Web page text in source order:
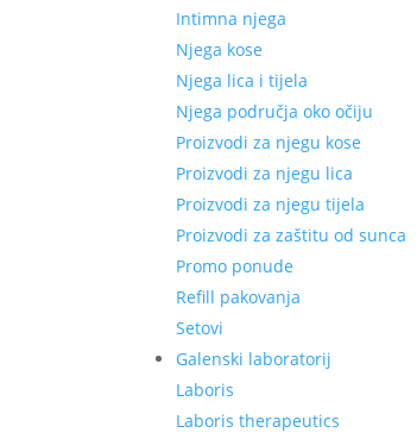
Intimna njega
Njega kose
Njega lica i tijela
Njega područja oko očiju
Proizvodi za njegu kose
Proizvodi za njegu lica
Proizvodi za njegu tijela
Proizvodi za zaštitu od sunca
Promo ponude
Refill pakovanja
Setovi
Galenski laboratorij
Laboris
Laboris therapeutics